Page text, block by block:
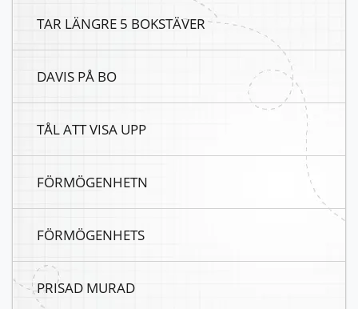
TAR LÄNGRE 5 BOKSTÄVER
DAVIS PÅ BO
TÅL ATT VISA UPP
FÖRMÖGENHETN
FÖRMÖGENHETS
PRISAD MURAD